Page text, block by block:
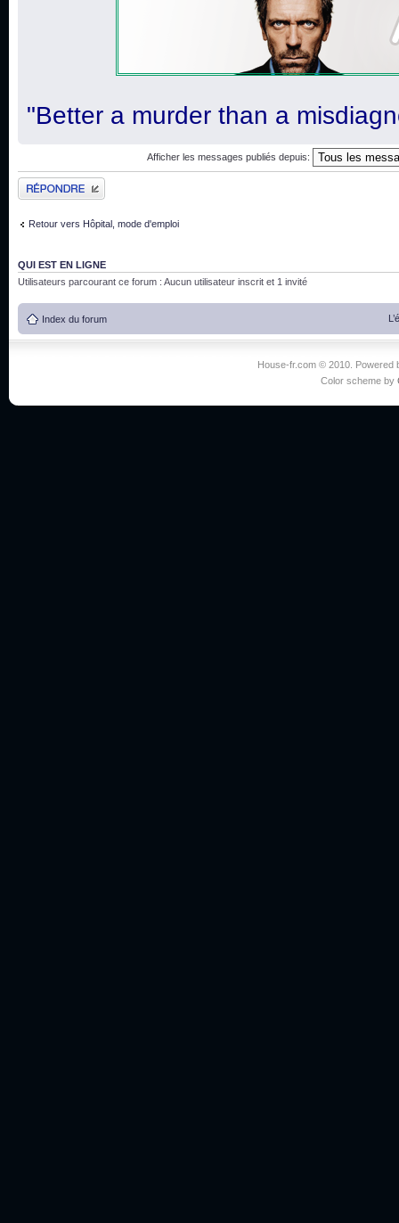
"Better a murder than a
Afficher les messages publiés depuis:
Publier une réponse
Retour vers Hôpital, mode d'emploi
QUI EST EN LIGNE
Utilisateurs parcourant ce forum : Aucun utilisateur inscrit et 1 invité
Index du forum
House-fr.com © 2010. Powered
Color scheme by